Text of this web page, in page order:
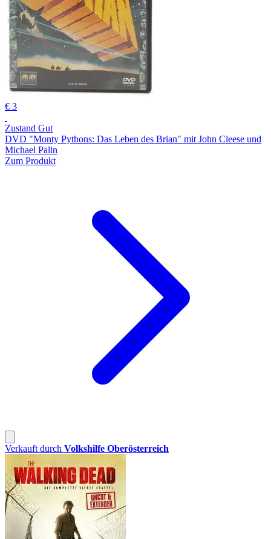
€ 3
Zustand Gut
DVD "Monty Pythons: Das Leben des Brian" mit John Cleese und
Michael Palin
Zum Produkt
Verkauft durch Volkshilfe Oberösterreich